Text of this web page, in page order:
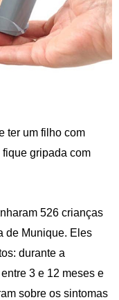
ter um filho com
gripada com
526 crianças
de Munique. Eles
durante a
3 e 12 meses e
sobre os sintomas